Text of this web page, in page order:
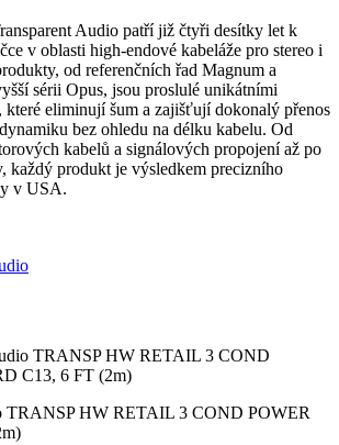
Audio patří již čtyři desítky let k
v oblasti high-endové kabeláže pro stereo i
od referenčních řad Magnum a
sérii Opus, jsou proslulé unikátními
eliminují šum a zajišťují dokonalý přenos
bez ohledu na délku kabelu. Od
kabelů a signálových propojení až po
každý produkt je výsledkem precizního
v USA.
TRANSP HW RETAIL 3 COND
C13, 6 FT (2m)